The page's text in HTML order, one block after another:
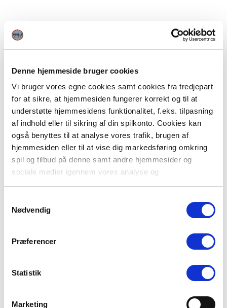
Denne hjemmeside bruger cookies
Vi bruger vores egne cookies samt cookies fra tredjepart
for at sikre, at hjemmesiden fungerer korrekt og til at
understøtte hjemmesidens funktionalitet, f.eks. tilpasning
af indhold eller til sikring af din spilkonto. Cookies kan
også benyttes til at analyse vores trafik, brugen af
hjemmesiden eller til at vise dig markedsføring omkring
spil og tilbud på denne samt andre hjemmesider og
sociale medier igennem vores analyse og
Du kan læse mere om vores brug af cookies under
"Detaljer" eller ved at klikke videre til vores Cookiepolitik,
Nødvendig
Præferencer
Statistik
Marketing